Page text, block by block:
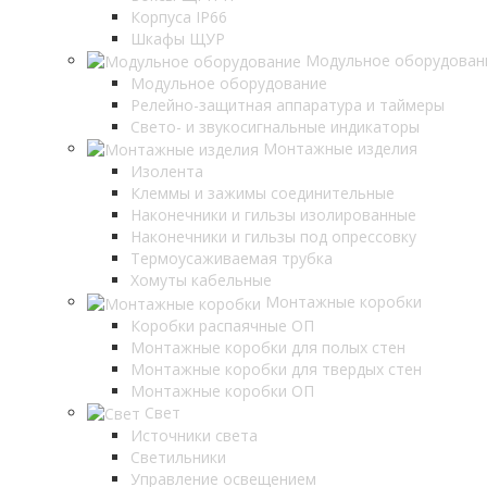
Корпуса IP66
Шкафы ЩУР
Модульное
Модульное оборудование
Релейно-защитная аппаратура и таймеры
Свето- и звукосигнальные индикаторы
Монтажные изделия
Изолента
Клеммы и зажимы соединительные
Наконечники и гильзы изолированные
Наконечники и гильзы под опрессовку
Термоусаживаемая трубка
Хомуты кабельные
Монтажные коробки
Коробки распаячные ОП
Монтажные коробки для полых стен
Монтажные коробки для твердых стен
Монтажные коробки ОП
Свет
Источники света
Светильники
Управление освещением